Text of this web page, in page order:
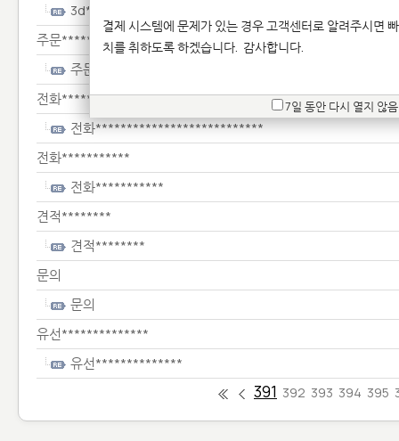
3d*************
주문*****
주문*****
전화***************************
전화***************************
전화***********
전화***********
견적********
견적********
문의
문의
유선**************
유선**************
391 392 393 394 395
결제 시스템에 문제가 있는 경우 고객센터로 알려주시면
치를 취하도록 하겠습니다. 감사합니다.
7일 동안 다시 열지 않음